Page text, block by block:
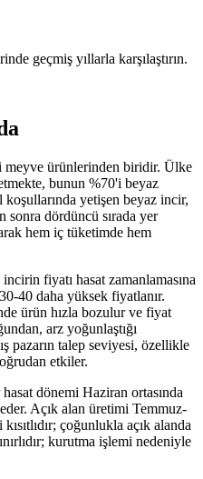
geçmiş yıllarla karşılaştırın.
ürünlerinden biridir. Ülke
bunun %70'i beyaz
yetişen beyaz incir,
sonra dördüncü sırada yer
hem iç tüketimde hem
fiyatı hasat zamanlamasına
40 daha yüksek fiyatlanır.
ürün hızla bozulur ve fiyat
arz yoğunlaştığı
pazarın talep seviyesi, özellikle
etkiler.
dönemi Haziran ortasında
Açık alan üretimi Temmuz-
çoğunlukla açık alanda
kurutma işlemi nedeniyle